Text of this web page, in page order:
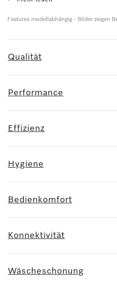
Features modellabhängig - Bilder zeigen
Qualität
Performance
Effizienz
Hygiene
Bedienkomfort
Konnektivität
Wäscheschonung